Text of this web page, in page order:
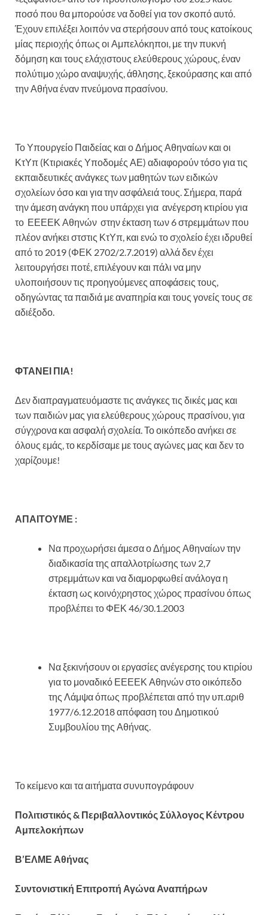
ποσό που θα μπορούσε να δοθεί για τον σκοπό αυτό.
Έχουν επιλέξει λοιπόν να στερήσουν από τους κατοίκους
μίας περιοχής όπως οι Αμπελόκηποι, με την πυκνή
δόμηση και τους ελάχιστους ελεύθερους χώρους, έναν
πολύτιμο χώρο αναψυχής, άθλησης, ξεκούρασης και από
την Αθήνα έναν πνεύμονα πρασίνου.
Το Υπουργείο Παιδείας και ο Δήμος Αθηναίων και οι
ΚτΥπ (Κτιριακές Υποδομές ΑΕ) αδιαφορούν τόσο για τις
εκπαιδευτικές ανάγκες των μαθητών των ειδικών
σχολείων όσο και για την ασφάλειά τους. Σήμερα, παρά
την άμεση ανάγκη που υπάρχει για ανέγερση κτιρίου για
το ΕΕΕΕΚ Αθηνών στην έκταση των 6 στρεμμάτων που
πλέον ανήκει στστις ΚτΥπ, και ενώ το σχολείο έχει ιδρυθεί
από το 2019 (ΦΕΚ 2702/2.7.2019) αλλά δεν έχει
λειτουργήσει ποτέ, επιλέγουν και πάλι να μην
υλοποιήσουν τις προηγούμενες αποφάσεις τους,
οδηγώντας τα παιδιά με αναπηρία και τους γονείς τους σε
αδιέξοδο.
ΦΤΑΝΕΙ ΠΙΑ!
Δεν διαπραγματευόμαστε τις ανάγκες τις δικές μας και
των παιδιών μας για ελεύθερους χώρους πρασίνου, για
σύγχρονα και ασφαλή σχολεία. Το οικόπεδο ανήκει σε
όλους εμάς, το κερδίσαμε με τους αγώνες μας και δεν το
χαρίζουμε!
ΑΠΑΙΤΟΥΜΕ :
Να προχωρήσει άμεσα ο Δήμος Αθηναίων την
διαδικασία της απαλλοτρίωσης των 2,7
στρεμμάτων και να διαμορφωθεί ανάλογα η
έκταση ως κοινόχρηστος χώρος πρασίνου όπως
προβλέπει το ΦΕΚ 46/30.1.2003
Να ξεκινήσουν οι εργασίες ανέγερσης του κτιρίου
για το μοναδικό ΕΕΕΕΚ Αθηνών στο οικόπεδο
της Λάμψα όπως προβλέπεται από την υπ.αριθ
1977/6.12.2018 απόφαση του Δημοτικού
Συμβουλίου της Αθήνας.
Το κείμενο και τα αιτήματα συνυπογράφουν
Πολιτιστικός & Περιβαλλοντικός Σύλλογος Κέντρου
Αμπελοκήπων
Β’ΕΛΜΕ Αθήνας
Συντονιστική Επιτροπή Αγώνα Αναπήρων